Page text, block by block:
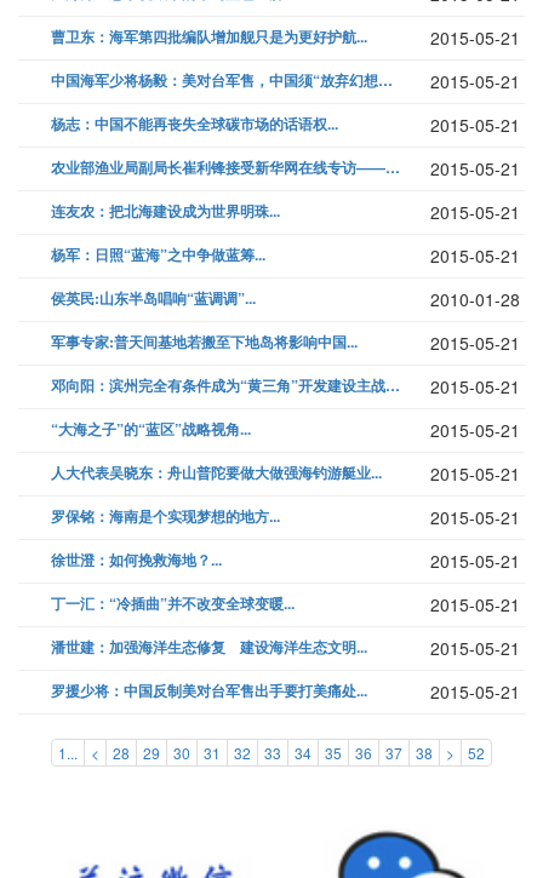
曹卫东：海军第四批编队增加舰只是为更好护航... 2015-05-21
中国海军少将杨毅：美对台军售，中国须“放弃幻想，准备斗争”... 2015-05-21
杨志：中国不能再丧失全球碳市场的话语权... 2015-05-21
农业部渔业局副局长崔利锋接受新华网在线专访———纵谈新中国渔业历史与现... 2015-05-21
连友农：把北海建设成为世界明珠... 2015-05-21
杨军：日照“蓝海”之中争做蓝筹... 2015-05-21
侯英民:山东半岛唱响“蓝调调”... 2010-01-28
军事专家:普天间基地若搬至下地岛将影响中国... 2015-05-21
邓向阳：滨州完全有条件成为“黄三角”开发建设主战场... 2015-05-21
“大海之子”的“蓝区”战略视角... 2015-05-21
人大代表吴晓东：舟山普陀要做大做强海钓游艇业... 2015-05-21
罗保铭：海南是个实现梦想的地方... 2015-05-21
徐世澄：如何挽救海地？... 2015-05-21
丁一汇：“冷插曲”并不改变全球变暖... 2015-05-21
潘世建：加强海洋生态修复 建设海洋生态文明... 2015-05-21
罗援少将：中国反制美对台军售出手要打美痛处... 2015-05-21
1... < 28 29 30 31 32 33 34 35 36 37 38 > 52